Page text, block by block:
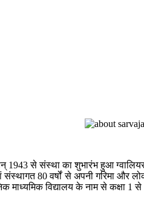
से संस्था का शुभारंभ हुआ ग्वालियर
80 वर्षों से अपनी गरिमा और
माध्यमिक विद्यालय के नाम से कक्षा 1